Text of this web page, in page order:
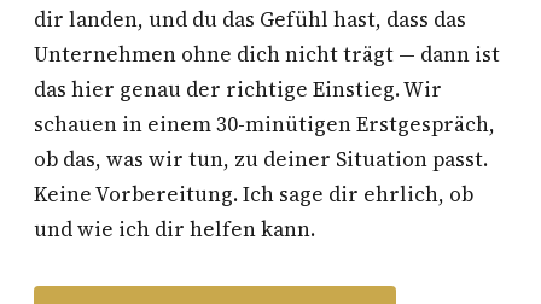
dir landen, und du das Gefühl hast, dass das
Unternehmen ohne dich nicht trägt — dann ist
das hier genau der richtige Einstieg. Wir
schauen in einem 30-minütigen Erstgespräch,
ob das, was wir tun, zu deiner Situation passt.
Keine Vorbereitung. Ich sage dir ehrlich, ob
und wie ich dir helfen kann.